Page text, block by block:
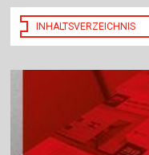
INHALTSVERZEICHNIS